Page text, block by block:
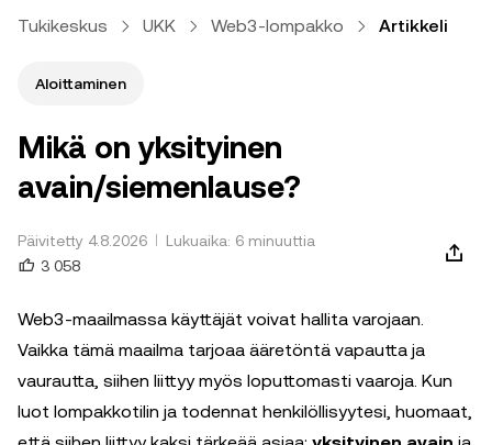
Tukikeskus UKK Web3-lompakko Artikkeli
Aloittaminen
Mikä on yksityinen
avain/siemenlause?
Päivitetty 4.8.2026
Lukuaika: 6 minuuttia
3 058
Web3-maailmassa käyttäjät voivat hallita varojaan.
Vaikka tämä maailma tarjoaa ääretöntä vapautta ja
vaurautta, siihen liittyy myös loputtomasti vaaroja. Kun
luot lompakkotilin ja todennat henkilöllisyytesi, huomaat,